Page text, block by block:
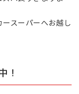
スーパーへお越し
！